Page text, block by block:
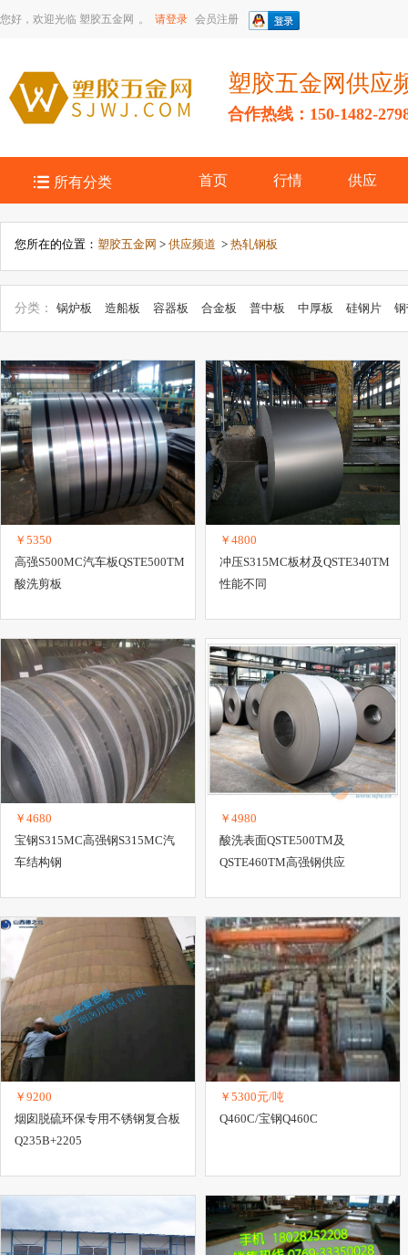
您好，欢迎光临 塑胶五金网 。 请登录 会员注册
塑胶五金网供应
合作热线：150-1482-
 所有分类 首页 行情 供应
您所在的位置： 塑胶五金网 > 供应频道 > 热轧钢板
分类： 锅炉板 造船板 容器板 合金板 普中板 中厚板 硅钢片
￥5350
高强S500MC汽车板QSTE500TM
酸洗剪板
￥4800
冲压S315MC板材及QSTE340TM
性能不同
￥4680
宝钢S315MC高强钢S315MC汽
车结构钢
￥4980
酸洗表面QSTE500TM及
QSTE460TM高强钢供应
￥9200
烟囱脱硫环保专用不锈钢复合板
Q235B+2205
￥5300元/吨
Q460C/宝钢Q460C